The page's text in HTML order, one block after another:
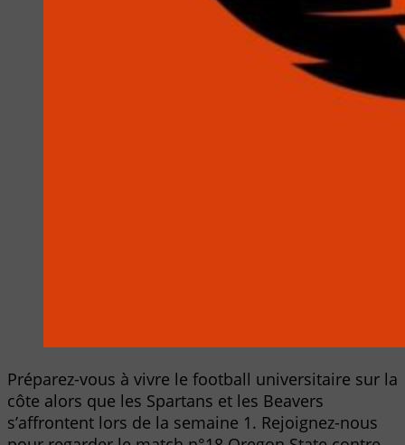
Préparez-vous à vivre le football universitaire sur la
côte alors que les Spartans et les Beavers
s’affrontent lors de la semaine 1. Rejoignez-nous